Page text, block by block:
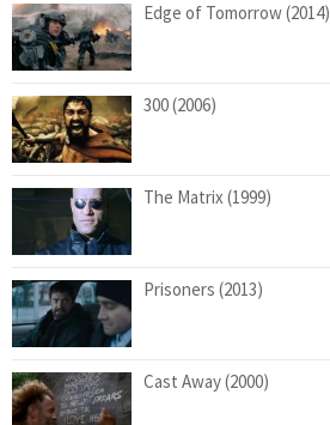
Edge of Tomorrow (2014)
300 (2006)
The Matrix (1999)
Prisoners (2013)
Cast Away (2000)